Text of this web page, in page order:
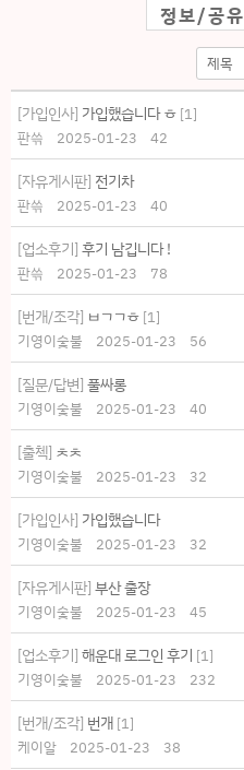
정보/공유
[가입인사] 가입했습니다 ㅎ [1]
판쓲
2025-01-23 42
[자유게시판] 전기차
판쓲 2025-01-23 40
[업소후기] 후기 남깁니다 !
판쓲 2025-01-23 78
[번개/조각] ㅂㄱㄱㅎ [1]
기영이숯불
2025-01-23 56
[질문/답변] 풀싸롱
기영이숯불 2025-01-23 40
[출첵] ㅊㅊ
기영이숯불 2025-01-23 32
[가입인사] 가입했습니다
기영이숯불 2025-01-23 32
[자유게시판] 부산 출장
기영이숯불 2025-01-23 45
[업소후기] 해운대 로그인 후기 [1]
기영이숯불
2025-01-23 232
[번개/조각] 번개 [1]
케이알
2025-01-23 38